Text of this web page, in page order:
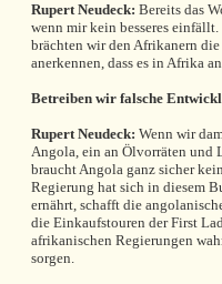
Rupert Neudeck: Bereits das
wenn mir kein besseres
brächten wir den Afrikanern
anerkennen, dass es in Afrika
Betreiben wir falsche
Rupert Neudeck: Wenn wir
Angola, ein an Ölvorräten und
braucht Angola ganz sicher
Regierung hat sich in diesem
ernährt, schafft die
die Einkaufstouren der First
afrikanischen Regierungen
sorgen.